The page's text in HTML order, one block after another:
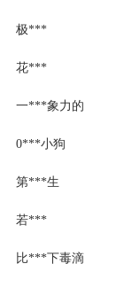
极***
花***
一***象力的
0***小狗
第***生
若***
比***下毒滴